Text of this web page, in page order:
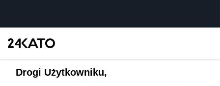
Drogi Użytkowniku,